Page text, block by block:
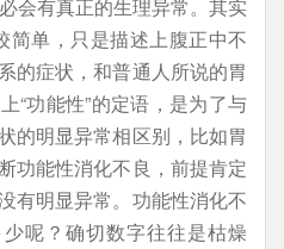
会有真正的生理异常。其实
简单，只是描述上腹正中不
的症状，和普通人所说的胃
“功能性”的定语，是为了与
的明显异常相区别，比如胃
功能性消化不良，前提肯定
有明显异常。功能性消化不
呢？确切数字往往是枯燥